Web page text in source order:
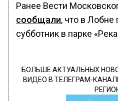
Ранее Вести
сообщали, что в
субботник в парке
БОЛЬШЕ АКТУАЛЬНЫХ
ВИДЕО В ТЕЛЕГРАМ-